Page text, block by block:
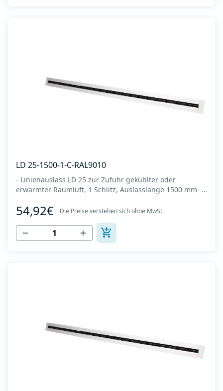
LD 25-1500-1-C-RAL9010
- Linienauslass LD 25 zur Zufuhr gekühlter oder
erwärmter Raumluft, 1 Schlitz, Auslasslänge 1500 mm -
aus eloxiertem Aluminium in RAL 9010 (weiße Farbe). -
Integrierter Kunststoffregler (Deflektor), der den
Luftstrom lenkt (links-rechts, horizonta...
54,92€ Die Preise verstehen sich ohne MwSt.